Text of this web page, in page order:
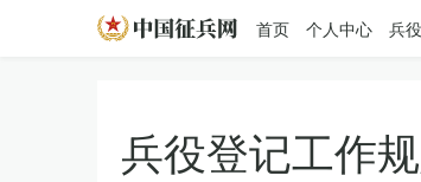
首页 个人中心 兵
兵役登记工作